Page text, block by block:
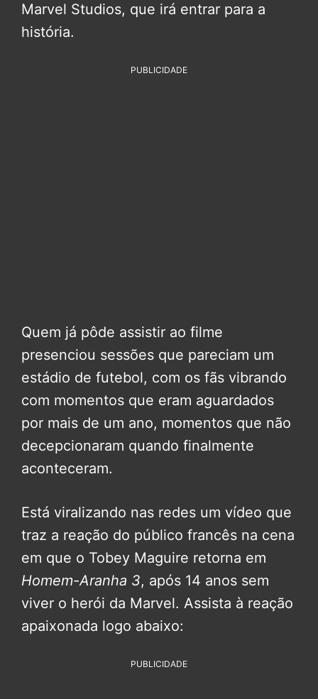
Marvel Studios, que irá entrar para a
história.
PUBLICIDADE
Quem já pôde assistir ao filme
presenciou sessões que pareciam um
estádio de futebol, com os fãs vibrando
com momentos que eram aguardados
por mais de um ano, momentos que não
decepcionaram quando finalmente
aconteceram.
Está viralizando nas redes um vídeo que
traz a reação do público francês na cena
em que o Tobey Maguire retorna em
Homem-Aranha 3, após 14 anos sem
viver o herói da Marvel. Assista à reação
apaixonada logo abaixo:
PUBLICIDADE